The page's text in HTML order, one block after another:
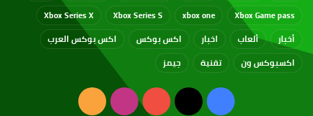
Xbox Game pass
xbox one
Xbox Series S
Xbox Series X
أخبار
ألعاب اخبار اكس بوكس
اكس بوكس العرب
اكسبوكس ون
تقنية جيمز
فيسبوك
‫X
‫YouTubeانستقرامملخص